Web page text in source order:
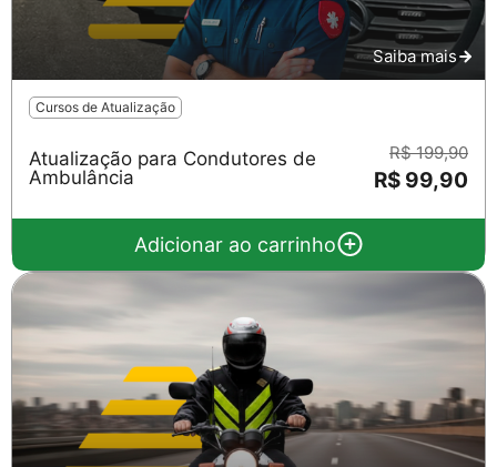
Saiba mais
Cursos de Atualização
Atualização para Condutores de
Ambulância
R$ 199,90
R$ 99,90
Adicionar ao carrinho